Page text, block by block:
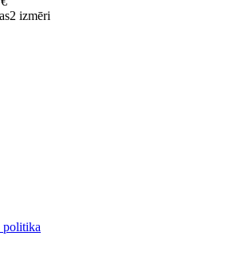
2 izmēri
politika